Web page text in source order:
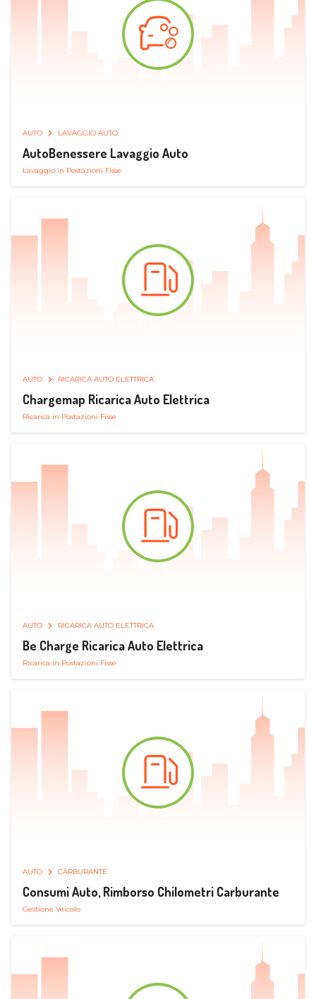
AUTO LAVAGGIO AUTO
AutoBenessere Lavaggio Auto
Lavaggio in Postazioni Fisse
AUTO RICARICA AUTO ELETTRICA
Chargemap Ricarica Auto Elettrica
Ricarica in Postazioni Fisse
AUTO RICARICA AUTO ELETTRICA
Be Charge Ricarica Auto Elettrica
Ricarica in Postazioni Fisse
AUTO CARBURANTE
Consumi Auto, Rimborso Chilometri Carburante
Gestione Veicolo